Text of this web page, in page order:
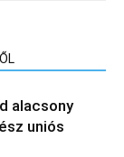
alacsony
uniós